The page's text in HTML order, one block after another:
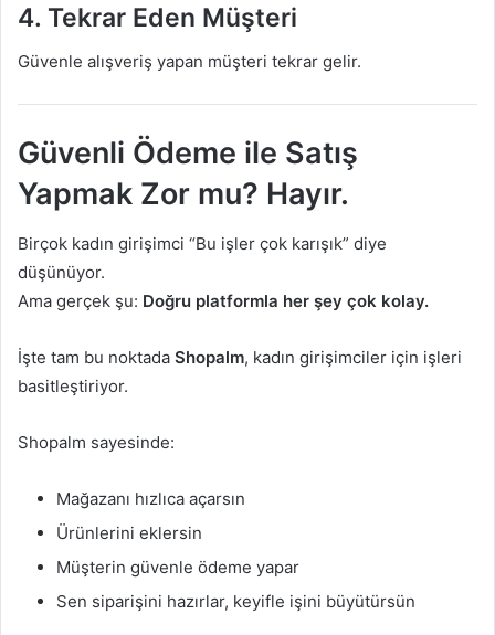
4. Tekrar Eden Müşteri
Güvenle alışveriş yapan müşteri tekrar gelir.
Güvenli Ödeme ile Satış
Yapmak Zor mu? Hayır.
Birçok kadın girişimci “Bu işler çok karışık” diye
düşünüyor.
Ama gerçek şu: Doğru platformla her şey çok kolay.
İşte tam bu noktada Shopalm, kadın girişimciler için işleri
basitleştiriyor.
Shopalm sayesinde:
Mağazanı hızlıca açarsın
Ürünlerini eklersin
Müşterin güvenle ödeme yapar
Sen siparişini hazırlar, keyifle işini büyütürsün